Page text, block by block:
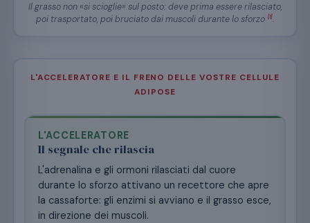
Il grasso non «si scioglie» sul posto: deve prima essere rilasciato,
poi trasportato, poi bruciato dai muscoli durante lo sforzo [1].
L'ACCELERATORE E IL FRENO DELLE VOSTRE CELLULE
ADIPOSE
L'ACCELERATORE
Il segnale che rilascia
L'adrenalina e gli ormoni rilasciati dal cuore
durante lo sforzo attivano un recettore che apre
la cassaforte: gli enzimi si avviano e il grasso esce,
in direzione dei muscoli.